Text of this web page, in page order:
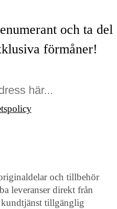
och ta del
förmåner!
och tillbehör
leveranser direkt från
tillgänglig